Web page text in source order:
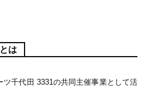
は
ツ千代田 3331の共同主催事業として活